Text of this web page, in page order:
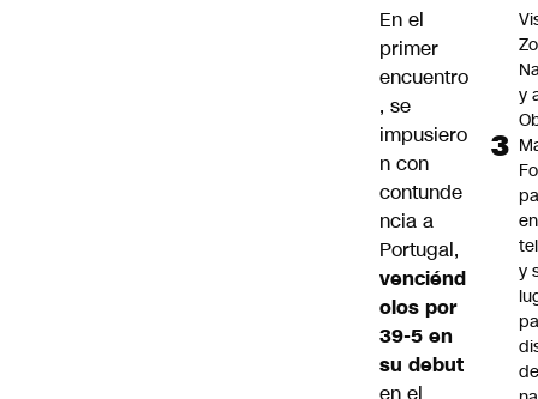
En el
primer
encuentro
, se
impusiero
n con
contunde
ncia a
Portugal,
venciénd
olos por
39-5 en
su debut
en el
y
en
y